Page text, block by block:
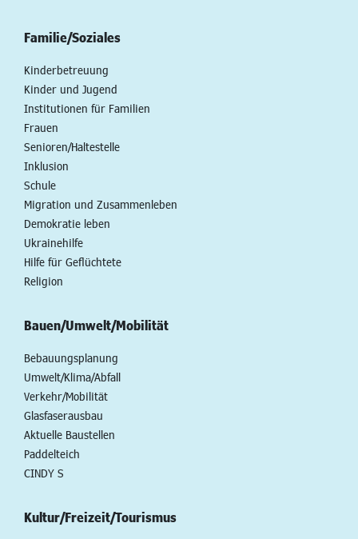
Familie/Soziales
Kinderbetreuung
Kinder und Jugend
Institutionen für Familien
Frauen
Senioren/Haltestelle
Inklusion
Schule
Migration und Zusammenleben
Demokratie leben
Ukrainehilfe
Hilfe für Geflüchtete
Religion
Bauen/Umwelt/Mobilität
Bebauungsplanung
Umwelt/Klima/Abfall
Verkehr/Mobilität
Glasfaserausbau
Aktuelle Baustellen
Paddelteich
CINDY S
Kultur/Freizeit/Tourismus